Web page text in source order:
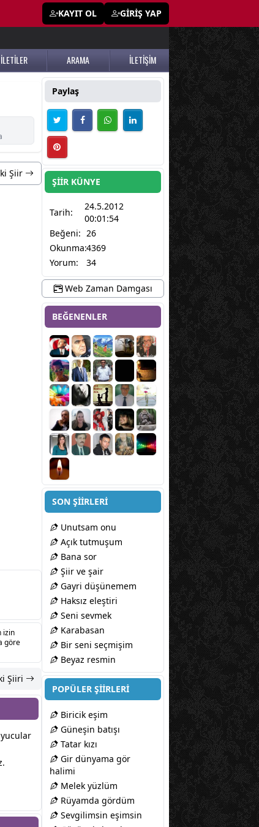
KAYIT OL GİRİŞ YAP
İLETİLER ARAMA İLETİŞİM
Şiir
izin
göre
Şiiri
Paylaş
ŞİİR KÜNYE
Tarih:
24.5.2012
00:01:54
Beğeni: 26
Okunma:4369
Yorum:
34
Web Zaman Damgası
BEĞENENLER
SON ŞİİRLERİ
Unutsam onu
Açık tutmuşum
Bana sor
Şiir ve şair
Gayri düşünemem
Haksız eleştiri
Seni sevmek
Karabasan
Bir seni seçmişim
Beyaz resmin
POPÜLER ŞİİRLERİ
Biricik eşim
Güneşin batışı
Tatar kızı
Gir dünyama gör
halimi
Melek yüzlüm
Rüyamda gördüm
Sevgilimsin eşimsin